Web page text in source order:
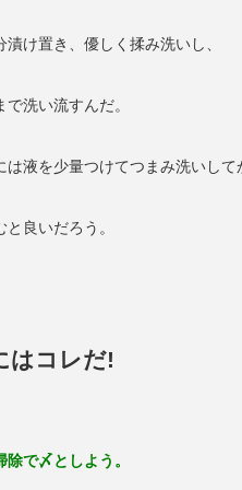
け置き、優しく揉み洗いし、
洗い流すんだ。
は液を少量つけてつまみ洗いして
良いだろう。
はコレだ!
で〆としよう。